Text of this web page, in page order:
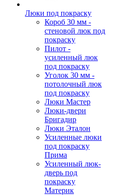
Люки под покраску
Короб 30 мм -
стеновой люк под
покраску
Пилот -
усиленный люк
под покраску
Уголок 30 мм -
потолочный люк
под покраску
Люки Мастер
Люки-двери
Бригадир
Люки Эталон
Усиленные люки
под покраску
Прима
Усиленный люк-
дверь под
покраску
Материк